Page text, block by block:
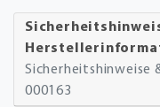
Sicherheitshinweise
000163